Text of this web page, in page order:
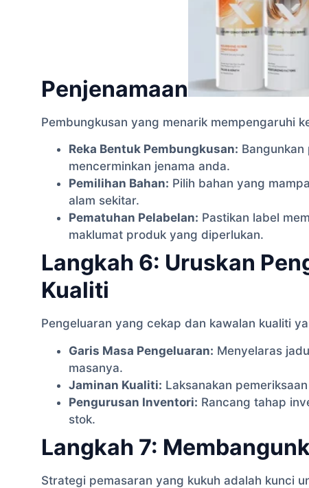
Penjenamaan
Pembungkusan yang menarik mempengaruhi
Reka Bentuk Pembungkusan:
mencerminkan jenama anda.
Pemilihan Bahan: Pilih bahan yang
alam sekitar.
Pematuhan Pelabelan: Pastikan label
maklumat produk yang diperlukan.
Langkah 6: Uruskan
Kualiti
Pengeluaran yang cekap dan kawalan kualiti
Garis Masa Pengeluaran: Menyelaras
masanya.
Jaminan Kualiti: Laksanakan
Pengurusan Inventori: Rancang tahap
stok.
Langkah 7:
Strategi pemasaran yang kukuh adalah kunci